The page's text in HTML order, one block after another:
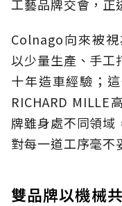
工藝品牌交會，正
Colnago向來被
以少量生產、手工
十年造車經驗；
RICHARD MILLE
牌雖身處不同領域
對每一道工序毫不
雙品牌以機械